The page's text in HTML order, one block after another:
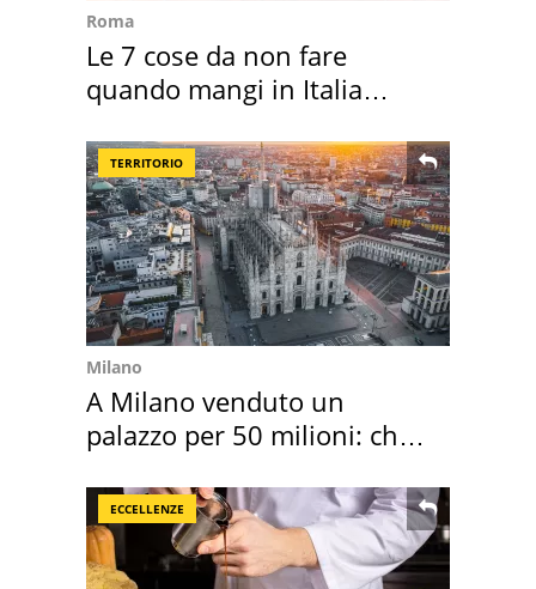
Roma
Le 7 cose da non fare
quando mangi in Italia
TERRITORIO
Milano
A Milano venduto un
palazzo per 50 milioni: chi
ECCELLENZE